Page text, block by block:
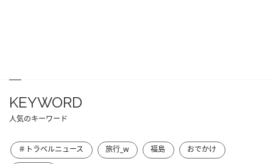
KEYWORD
人気のキーワード
＃トラベルニュース 旅行_w 福島
おでかけ